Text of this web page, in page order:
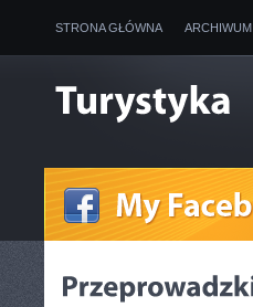
STRONA GŁÓWNA ARCHIWUM